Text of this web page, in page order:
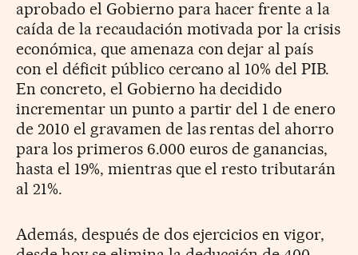
aprobado el Gobierno para hacer frente a la
caída de la recaudación motivada por la crisis
económica, que amenaza con dejar al país
con el déficit público cercano al 10% del PIB.
En concreto, el Gobierno ha decidido
incrementar un punto a partir del 1 de enero
de 2010 el gravamen de las rentas del ahorro
para los primeros 6.000 euros de ganancias,
hasta el 19%, mientras que el resto tributarán
al 21%.
Además, después de dos ejercicios en vigor,